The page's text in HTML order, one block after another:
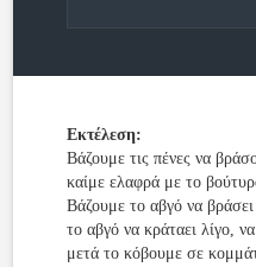
Εκτέλεση:
Βάζουμε τις πένες να
καίμε ελαφρά με το
Βάζουμε το αβγό να
το αβγό να κράταει λίγο,
μετά το κόβουμε σε